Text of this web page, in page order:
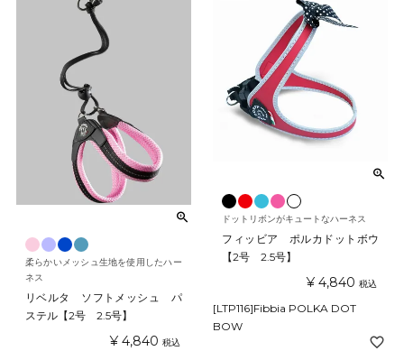
柔らかいメッシュ生地を使用したハー
ネス
リベルタ ソフトメッシュ パ
ステル【2号 2.5号】
¥ 4,840 税込
ドットリボンがキュートなハーネス
フィッビア ポルカドットボウ
【2号 2.5号】
¥ 4,840 税込
[LTP116]Fibbia POLKA DOT
BOW